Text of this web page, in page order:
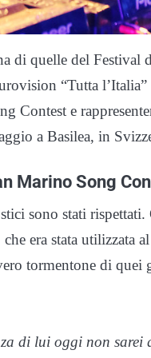
di quelle del Festival
“Tutta l’Italia”
Contest e
a Basilea, in
Marino Song
sono stati
era stata utilizzata
tormentone di quei
di lui oggi non sarei